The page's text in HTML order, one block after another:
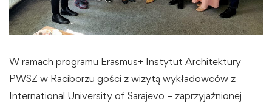
W ramach programu Erasmus+ Instytut Architektury
PWSZ w Raciborzu gości z wizytą wykładowców z
International University of Sarajevo – zaprzyjaźnionej